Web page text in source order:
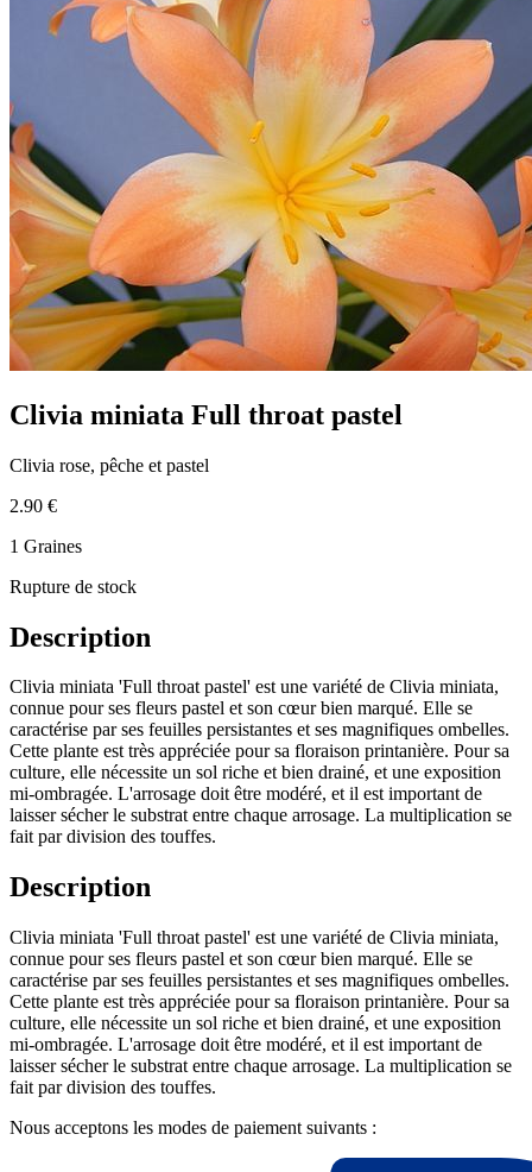
Clivia miniata Full throat pastel
Clivia rose, pêche et pastel
2.90 €
1 Graines
Rupture de stock
Description
Clivia miniata 'Full throat pastel' est une variété de Clivia miniata,
connue pour ses fleurs pastel et son cœur bien marqué. Elle se
caractérise par ses feuilles persistantes et ses magnifiques ombelles.
Cette plante est très appréciée pour sa floraison printanière. Pour sa
culture, elle nécessite un sol riche et bien drainé, et une exposition
mi-ombragée. L'arrosage doit être modéré, et il est important de
laisser sécher le substrat entre chaque arrosage. La multiplication se
fait par division des touffes.
Description
Clivia miniata 'Full throat pastel' est une variété de Clivia miniata,
connue pour ses fleurs pastel et son cœur bien marqué. Elle se
caractérise par ses feuilles persistantes et ses magnifiques ombelles.
Cette plante est très appréciée pour sa floraison printanière. Pour sa
culture, elle nécessite un sol riche et bien drainé, et une exposition
mi-ombragée. L'arrosage doit être modéré, et il est important de
laisser sécher le substrat entre chaque arrosage. La multiplication se
fait par division des touffes.
Nous acceptons les modes de paiement suivants :